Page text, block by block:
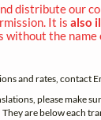
distribute our
It is also
the name
and rates, contact
please make
are below each